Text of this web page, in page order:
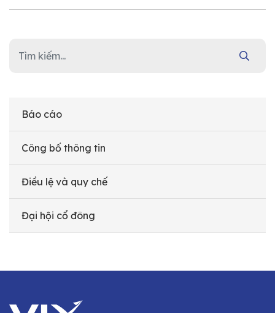
Báo cáo
Công bố thông tin
Điều lệ và quy chế
Đại hội cổ đông